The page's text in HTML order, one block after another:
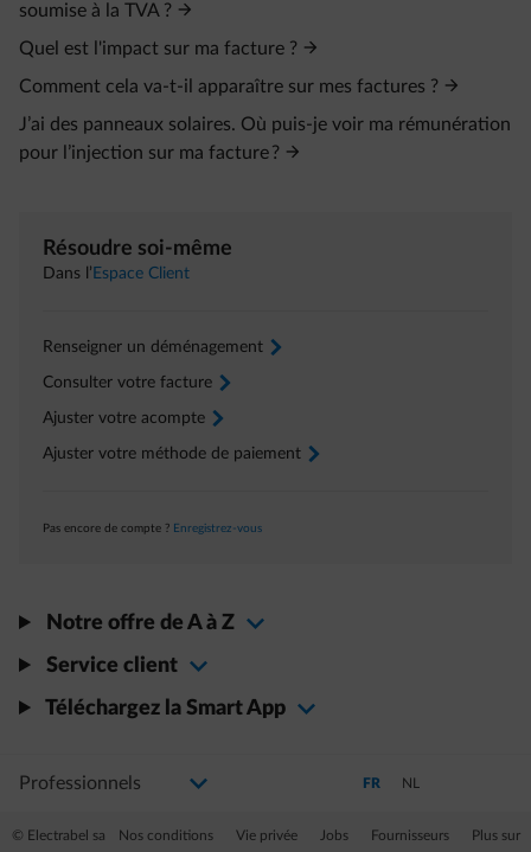
soumise à la TVA ?
Quel est l'impact sur ma facture ?
Comment cela va-t-il apparaître sur mes factures ?
J’ai des panneaux solaires. Où puis-je voir ma rémunération
pour l’injection sur ma facture ?
Résoudre soi-même
Dans l’ Espace Client
Renseigner un déménagement arrow-right
Consulter votre facture arrow-right
Ajuster votre acompte arrow-right
Ajuster votre méthode de paiement arrow-right
Pas encore de compte ? Enregistrez-vous
Notre offre de A à Z
Service client
Téléchargez la Smart App
Sélectionnez votre profil
La modification de la sélection permettra d'accéder à une nouvelle page
© Electrabel sa Nos conditions Vie privée Jobs Fournisseurs Plus sur
Passer en Français
FR Passer en
NL